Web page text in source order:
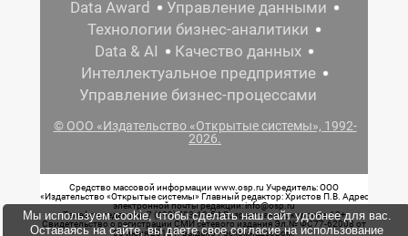
Data Award
Управление данными
Технологии бизнес-аналитики
Data & AI
Качество данных
Интеллектуальное предприятие
Управление бизнес-процессами
© ООО «Издательство «Открытые системы», 1992-
2026.
Средство массовой информации www.osp.ru Учредитель: ООО
«Издательство «Открытые системы» Главный редактор: Христов П.В. Адрес
электронной почты редакции: info@osp.ru
Телефон редакции: 7 (499) 703-18-54 Возрастная маркировка: 12+
Свидетельство о регистрации СМИ сетевого издания Эл.№ ФС77-62008 от
05 июня 2015 г. выдано Роскомнадзором.
Мы используем cookie, чтобы сделать наш сайт удобнее для вас.
Оставаясь на сайте, вы даете свое согласие на использование